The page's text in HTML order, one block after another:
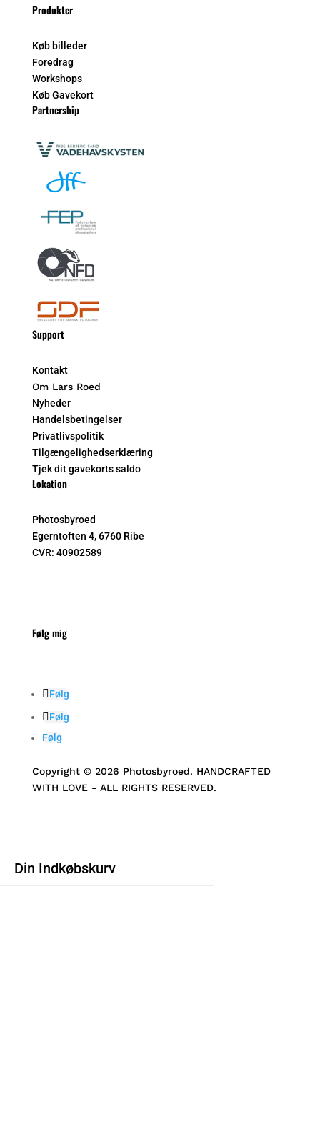
Produkter
Køb billeder
Foredrag
Workshops
Køb Gavekort
Partnership
Support
Kontakt
Om Lars Roed
Nyheder
Handelsbetingelser
Privatlivspolitik
Tilgængelighedserklæring
Tjek dit gavekorts saldo
Lokation
Photosbyroed
Egerntoften 4, 6760 Ribe
CVR: 40902589
Følg mig
Følg
Følg
Følg
Copyright © 2026 Photosbyroed. HANDCRAFTED
WITH LOVE - ALL RIGHTS RESERVED.
Din Indkøbskurv